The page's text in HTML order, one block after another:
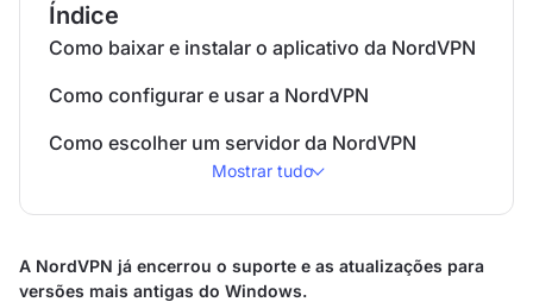
Índice
Como baixar e instalar o aplicativo da NordVPN
Como configurar e usar a NordVPN
Como escolher um servidor da NordVPN
Mostrar tudo
A NordVPN já encerrou o suporte e as atualizações para
versões mais antigas do Windows.